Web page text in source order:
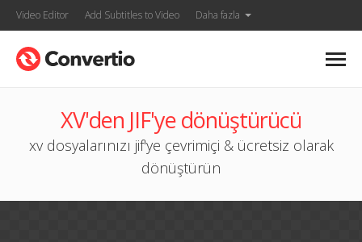
Video Editor Add Subtitles to Video Daha fazla
XV'den JIF'ye dönüştürücü
xv dosyalarınızı jif'ye çevrimiçi & ücretsiz olarak
dönüştürün